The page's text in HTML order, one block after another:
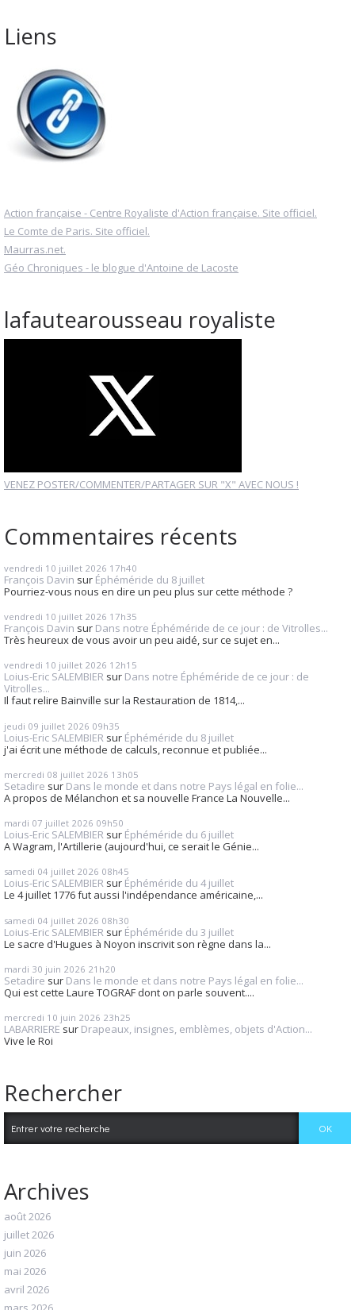
Liens
Action française - Centre Royaliste d'Action française. Site officiel.
Le Comte de Paris. Site officiel.
Maurras.net.
Géo Chroniques - le blogue d'Antoine de Lacoste
lafautearousseau royaliste
VENEZ POSTER/COMMENTER/PARTAGER SUR "X" AVEC NOUS !
Commentaires récents
vendredi 10 juillet 2026 17h40
François Davin sur Éphéméride du 8 juillet
Pourriez-vous nous en dire un peu plus sur cette méthode ?
vendredi 10 juillet 2026 17h35
François Davin sur Dans notre Éphéméride de ce jour : de Vitrolles...
Très heureux de vous avoir un peu aidé, sur ce sujet en...
vendredi 10 juillet 2026 12h15
Loius-Eric SALEMBIER sur Dans notre Éphéméride de ce jour : de
Vitrolles...
Il faut relire Bainville sur la Restauration de 1814,...
jeudi 09 juillet 2026 09h35
Loius-Eric SALEMBIER sur Éphéméride du 8 juillet
j'ai écrit une méthode de calculs, reconnue et publiée...
mercredi 08 juillet 2026 13h05
Setadire sur Dans le monde et dans notre Pays légal en folie...
A propos de Mélanchon et sa nouvelle France La Nouvelle...
mardi 07 juillet 2026 09h50
Loius-Eric SALEMBIER sur Éphéméride du 6 juillet
A Wagram, l'Artillerie (aujourd'hui, ce serait le Génie...
samedi 04 juillet 2026 08h45
Loius-Eric SALEMBIER sur Éphéméride du 4 juillet
Le 4 juillet 1776 fut aussi l'indépendance américaine,...
samedi 04 juillet 2026 08h30
Loius-Eric SALEMBIER sur Éphéméride du 3 juillet
Le sacre d'Hugues à Noyon inscrivit son règne dans la...
mardi 30 juin 2026 21h20
Setadire sur Dans le monde et dans notre Pays légal en folie...
Qui est cette Laure TOGRAF dont on parle souvent....
mercredi 10 juin 2026 23h25
LABARRIERE sur Drapeaux, insignes, emblèmes, objets d'Action...
Vive le Roi
Rechercher
Archives
août 2026
juillet 2026
juin 2026
mai 2026
avril 2026